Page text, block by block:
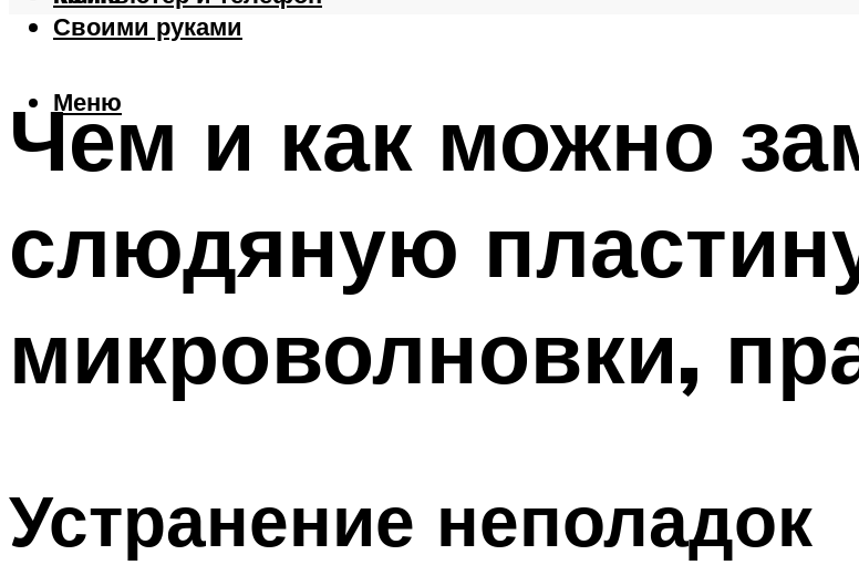
Своими руками
Меню
Чем и как можно
слюдяную
микроволновки,
Устранение неполадок